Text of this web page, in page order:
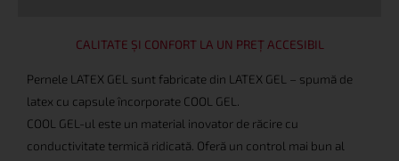
CALITATE ȘI CONFORT LA UN PREȚ ACCESIBIL
Pernele LATEX GEL sunt fabricate din LATEX GEL – spumă de
latex cu capsule încorporate COOL GEL.
COOL GEL-ul este un material inovator de răcire cu
conductivitate termică ridicată. Oferă un control mai bun al